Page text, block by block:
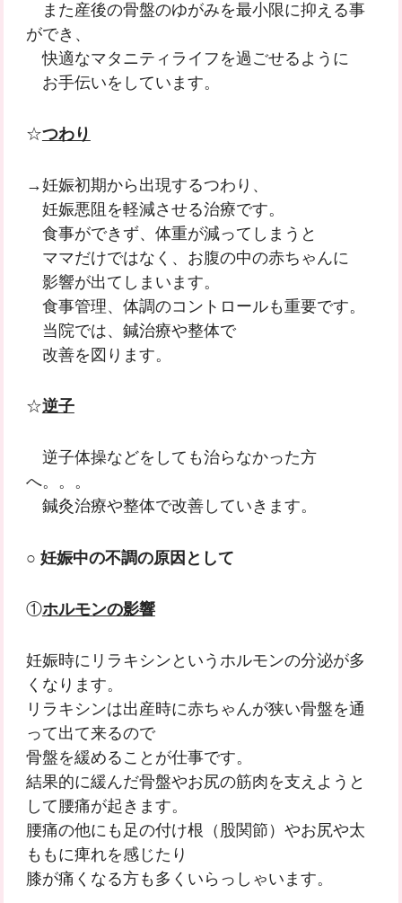
また産後の骨盤のゆがみを最小限に抑える事
ができ、
快適なマタニティライフを過ごせるように
お手伝いをしています。
☆つわり
→妊娠初期から出現するつわり、
妊娠悪阻を軽減させる治療です。
食事ができず、体重が減ってしまうと
ママだけではなく、お腹の中の赤ちゃんに
影響が出てしまいます。
食事管理、体調のコントロールも重要です。
当院では、鍼治療や整体で
改善を図ります。
☆逆子
逆子体操などをしても治らなかった方
へ。。。
鍼灸治療や整体で改善していきます。
○ 妊娠中の不調の原因として
①ホルモンの影響
妊娠時にリラキシンというホルモンの分泌が多
くなります。
リラキシンは出産時に赤ちゃんが狭い骨盤を通
って出て来るので
骨盤を緩めることが仕事です。
結果的に緩んだ骨盤やお尻の筋肉を支えようと
して腰痛が起きます。
腰痛の他にも足の付け根（股関節）やお尻や太
ももに痺れを感じたり
膝が痛くなる方も多くいらっしゃいます。